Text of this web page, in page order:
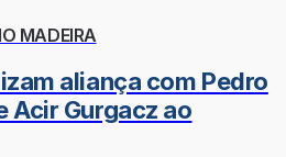
MADEIRA
aliança com Pedro
Acir Gurgacz ao